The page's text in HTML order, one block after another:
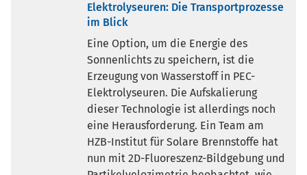
Elektrolyseuren: Die Transportprozesse
im Blick
Eine Option, um die Energie des
Sonnenlichts zu speichern, ist die
Erzeugung von Wasserstoff in PEC-
Elektrolyseuren. Die Aufskalierung
dieser Technologie ist allerdings noch
eine Herausforderung. Ein Team am
HZB-Institut für Solare Brennstoffe hat
nun mit 2D-Fluoreszenz-Bildgebung und